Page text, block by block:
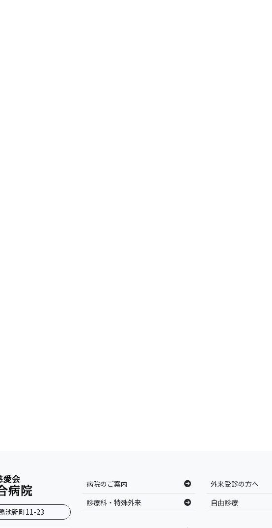
池新町11-23
病院のご案内 外来受診の方へ
診療科・特殊外来
自由診療